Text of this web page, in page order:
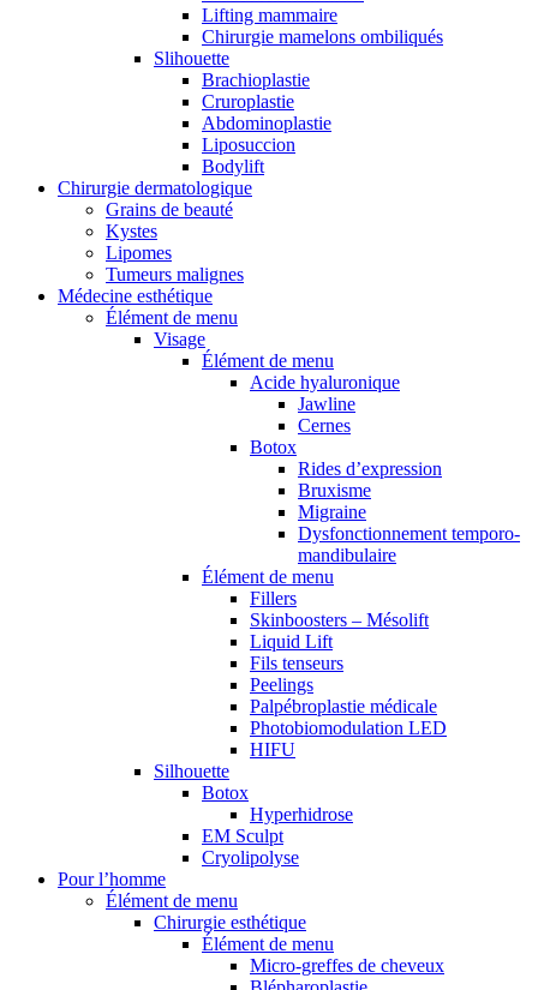
Lifting mammaire
Chirurgie mamelons ombiliqués
Slihouette
Brachioplastie
Cruroplastie
Abdominoplastie
Liposuccion
Bodylift
Chirurgie dermatologique
Grains de beauté
Kystes
Lipomes
Tumeurs malignes
Médecine esthétique
Élément de menu
Visage
Élément de menu
Acide hyaluronique
Jawline
Cernes
Botox
Rides d’expression
Bruxisme
Migraine
Dysfonctionnement temporo-
mandibulaire
Élément de menu
Fillers
Skinboosters – Mésolift
Liquid Lift
Fils tenseurs
Peelings
Palpébroplastie médicale
Photobiomodulation LED
HIFU
Silhouette
Botox
Hyperhidrose
EM Sculpt
Cryolipolyse
Pour l’homme
Élément de menu
Chirurgie esthétique
Élément de menu
Micro-greffes de cheveux